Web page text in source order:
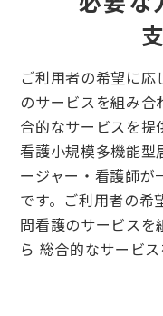
ご利用者の希望に
のサービスを組み合
合的なサービスを提
看護小規模多機能型
ージャー・看護師が
です。 ご利用者の希
問看護のサービスを
ら 総合的なサービス